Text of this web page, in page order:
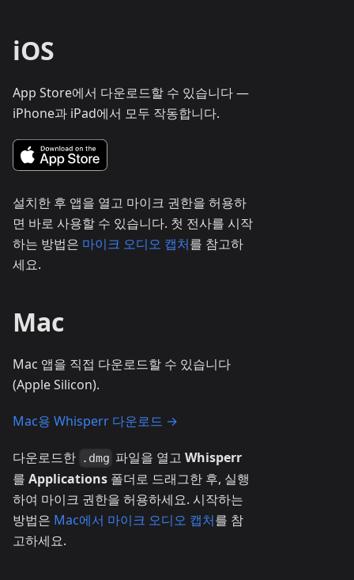
iOS
App Store에서 다운로드할 수 있습니다 —
iPhone과 iPad에서 모두 작동합니다.
설치한 후 앱을 열고 마이크 권한을 허용하
면 바로 사용할 수 있습니다. 첫 전사를 시작
하는 방법은 마이크 오디오 캡처를 참고하
세요.
Mac
Mac 앱을 직접 다운로드할 수 있습니다
(Apple Silicon).
Mac용 Whisperr 다운로드 →
다운로드한 .dmg 파일을 열고Whisperr
를 Applications 폴더로 드래그한 후, 실행
하여 마이크 권한을 허용하세요. 시작하는
방법은 Mac에서 마이크 오디오 캡처를 참
고하세요.